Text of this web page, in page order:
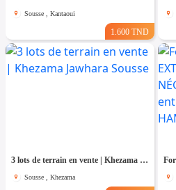
Sousse , Kantaoui
1.600 TND
3 lots de terrain en vente | Khezama Jawhara Sousse
Sousse , Khezama